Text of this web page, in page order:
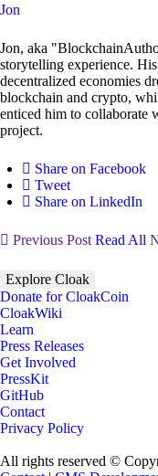
Jon
Jon, aka
storytelling experience.
decentralized economies
blockchain and crypto,
enticed him to collaborate
project.
Share on Facebook
Tweet
Share on LinkedIn
Previous Post Read All
Explore Cloak
Donate for CloakCoin
CloakWiki
Learn
Press Releases
Get Involved
PressKit
GitHub
Contact
Privacy Policy
All rights reserved ©